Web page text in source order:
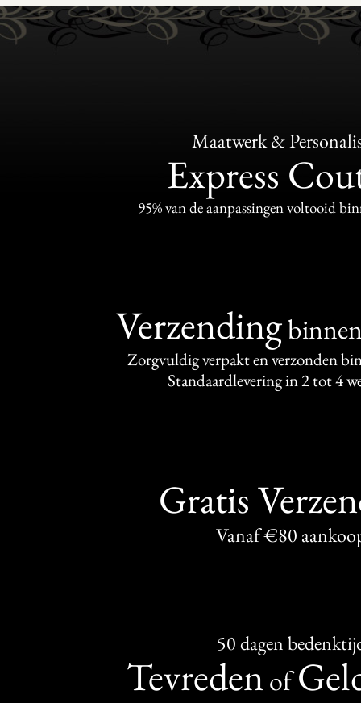
Maatwerk &
Express
95% van de aanpassingen voltooid
Verzending
Zorgvuldig verpakt en verzonden
Standaardlevering in 2 tot 4
Gratis
Vanaf €80
50 dagen
Tevredenof